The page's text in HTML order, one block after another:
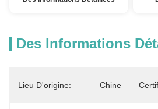
Des Informations
Lieu D'origine: Chine